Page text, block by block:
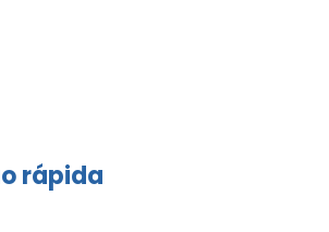
rápida